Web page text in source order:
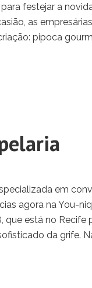
festejar a
as
pipoca
em
agora na You-
está no Recife
da grife.